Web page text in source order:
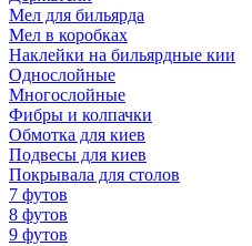
Мел для бильярда
Мел в коробках
Наклейки на бильярдные кии
Однослойные
Многослойные
Фибры и колпачки
Обмотка для киев
Подвесы для киев
Покрывала для столов
7 футов
8 футов
9 футов